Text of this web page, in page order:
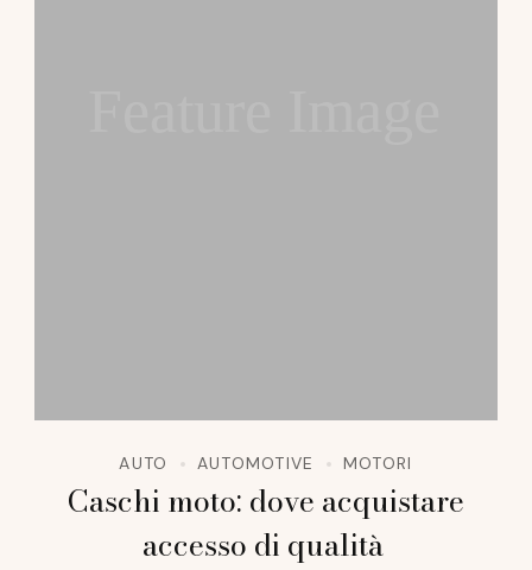
AUTO AUTOMOTIVE MOTORI
Caschi moto: dove acquistare
accesso di qualità